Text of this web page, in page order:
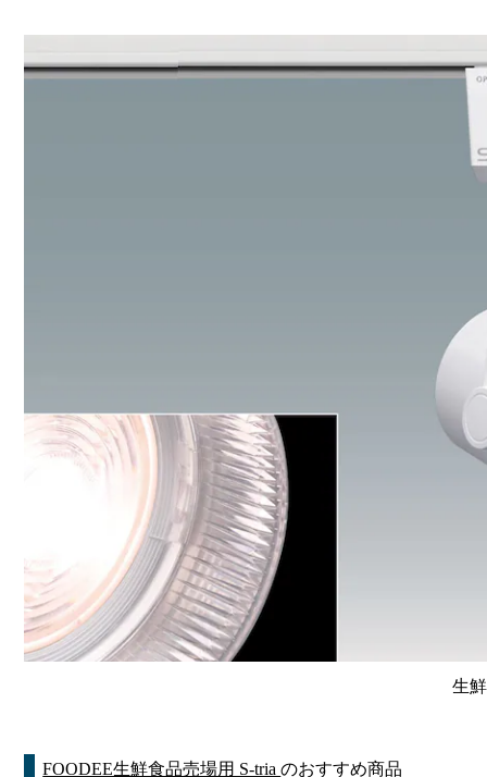
生
FOODEE生鮮食品売場用 S-triaのおすすめ商品